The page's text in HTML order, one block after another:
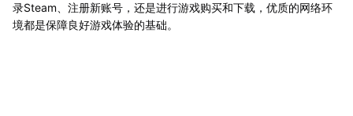
录Steam、注册新账号，还是进行游戏购买和下载，优质的网络环
境都是保障良好游戏体验的基础。